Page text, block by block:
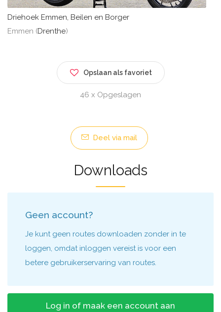
Driehoek Emmen, Beilen en Borger
Emmen (Drenthe)
Opslaan als favoriet
46 x Opgeslagen
Deel via mail
Downloads
Geen account?
Je kunt geen routes downloaden zonder in te
loggen, omdat inloggen vereist is voor een
betere gebruikerservaring van routes.
Log in of maak een account aan